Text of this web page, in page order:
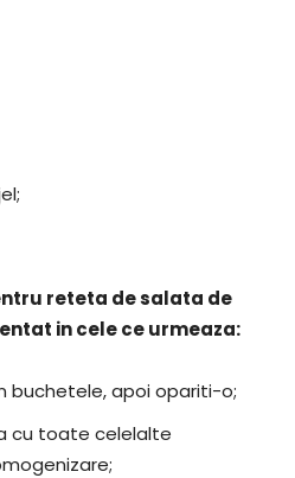
reteta de salata de
in cele ce urmeaza:
buchetele, apoi opariti-o;
cu toate celelalte